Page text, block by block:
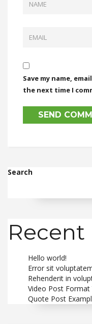
Save my name,
the next time I
Search
Recent
Hello world!
Error sit
Rehenderit in
Video Post Format
Quote Post